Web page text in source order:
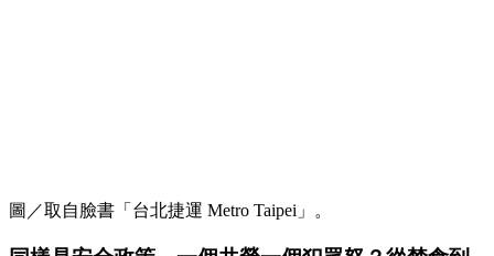
圖／取自臉書「台北捷運 Metro Taipei」。